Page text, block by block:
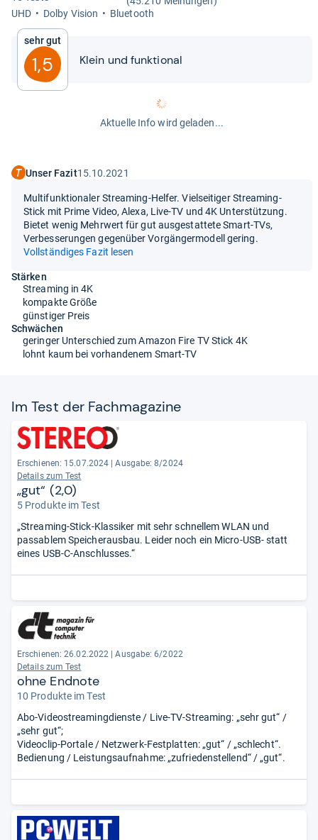
UHD
Dolby Vision Blue­tooth
Sehr gut
1,5 Klein und funk­tio­nal
Aktuelle Info wird geladen...
Unser Fazit15.10.2021
Multifunktionaler Streaming-Helfer. Vielseitiger Streaming-
Stick mit Prime Video, Alexa, Live-TV und 4K Unterstützung.
Bietet wenig Mehrwert für gut ausgestattete Smart-TVs,
Verbesserungen gegenüber Vorgängermodell gering.
Vollständiges Fazit lesen
Stärken
Streaming in 4K
kompakte Größe
günstiger Preis
Schwächen
geringer Unterschied zum Amazon Fire TV Stick 4K
lohnt kaum bei vorhandenem Smart-TV
Im Test der Fach­ma­ga­zine
Erschienen: 15.07.2024 | Ausgabe: 8/2024
Details zum Test
„gut“ (2,0)
5 Produkte im Test
„Streaming-Stick-Klassiker mit sehr schnellem WLAN und
passablem Speicherausbau. Leider noch ein Micro-USB- statt
eines USB-C-Anschlusses.“
Erschienen: 26.02.2022 | Ausgabe: 6/2022
Details zum Test
ohne Endnote
10 Produkte im Test
Abo-Videostreamingdienste / Live-TV-Streaming: „sehr gut“ /
„sehr gut“;
Videoclip-Portale / Netzwerk-Festplatten: „gut“ / „schlecht“.
Bedienung / Leistungsaufnahme: „zufriedenstellend“ / „gut“.